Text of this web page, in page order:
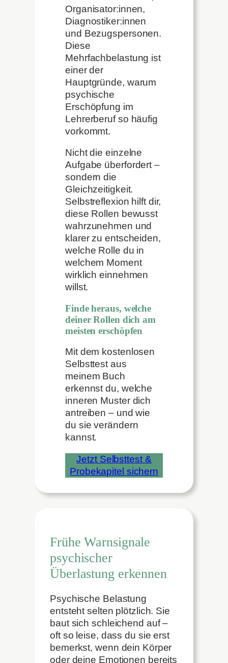
Organisator:innen,
Diagnostiker:innen
und Bezugspersonen.
Diese
Mehrfachbelastung ist
einer der
Hauptgründe, warum
psychische
Erschöpfung im
Lehrerberuf so häufig
vorkommt.
Nicht die einzelne
Aufgabe überfordert –
sondern die
Gleichzeitigkeit.
Selbstreflexion hilft dir,
diese Rollen bewusst
wahrzunehmen und
klarer zu entscheiden,
welche Rolle du in
welchem Moment
wirklich einnehmen
willst.
Finde heraus, welche
deiner Rollen dich am
meisten erschöpfen
Mit dem kostenlosen
Selbsttest aus
meinem Buch
erkennst du, welche
inneren Muster dich
antreiben – und wie
du sie verändern
kannst.
Jetzt Selbsttest &
Probekapitel sichern
Frühe Warnsignale
psychischer
Überlastung erkennen
Psychische Belastung
entsteht selten plötzlich. Sie
baut sich schleichend auf –
oft so leise, dass du sie erst
bemerkst, wenn dein Körper
oder deine Emotionen bereits